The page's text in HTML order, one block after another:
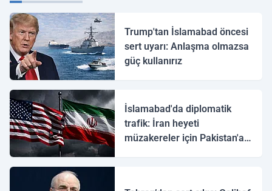
Trump'tan İslamabad öncesi
sert uyarı: Anlaşma olmazsa
güç kullanırız
İslamabad'da diplomatik
trafik: İran heyeti
müzakereler için Pakistan'a